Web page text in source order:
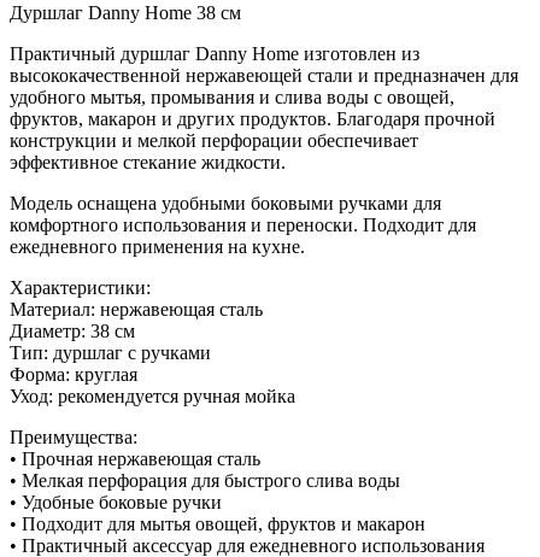
Дуршлаг Danny Home 38 см
Практичный дуршлаг Danny Home изготовлен из
высококачественной нержавеющей стали и предназначен для
удобного мытья, промывания и слива воды с овощей,
фруктов, макарон и других продуктов. Благодаря прочной
конструкции и мелкой перфорации обеспечивает
эффективное стекание жидкости.
Модель оснащена удобными боковыми ручками для
комфортного использования и переноски. Подходит для
ежедневного применения на кухне.
Характеристики:
Материал: нержавеющая сталь
Диаметр: 38 см
Тип: дуршлаг с ручками
Форма: круглая
Уход: рекомендуется ручная мойка
Преимущества:
• Прочная нержавеющая сталь
• Мелкая перфорация для быстрого слива воды
• Удобные боковые ручки
• Подходит для мытья овощей, фруктов и макарон
• Практичный аксессуар для ежедневного использования